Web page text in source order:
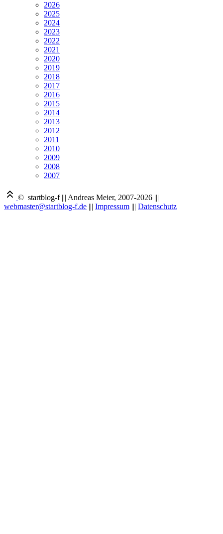
2026
2025
2024
2023
2022
2021
2020
2019
2018
2017
2016
2015
2014
2013
2012
2011
2010
2009
2008
2007
© startblog-f ||| Andreas Meier, 2007-2026 |||
webmaster@startblog-f.de ||| Impressum ||| Datenschutz